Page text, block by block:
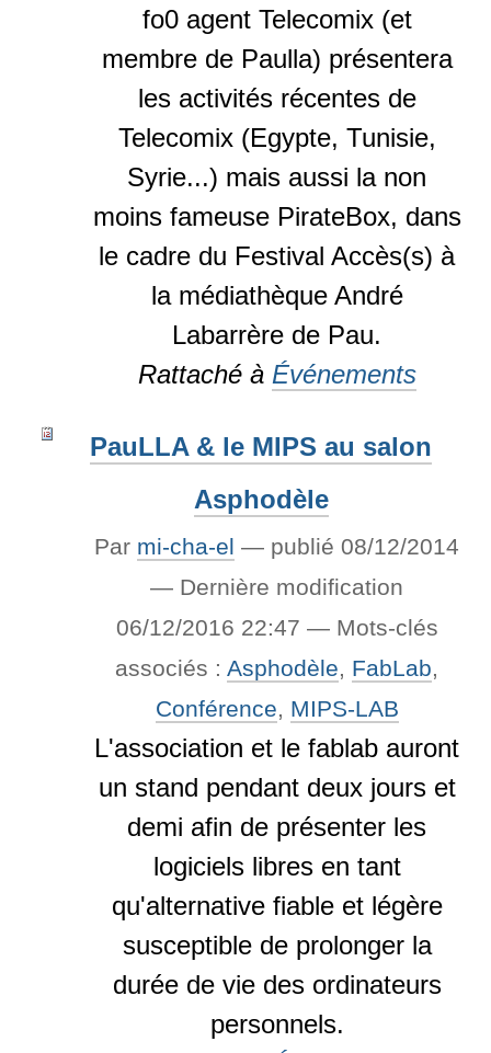
fo0 agent Telecomix (et
membre de Paulla) présentera
les activités récentes de
Telecomix (Egypte, Tunisie,
Syrie...) mais aussi la non
moins fameuse PirateBox, dans
le cadre du Festival Accès(s) à
la médiathèque André
Labarrère de Pau.
Rattaché à Événements
PauLLA & le MIPS au salon
Asphodèle
Par mi-cha-el — publié 08/12/2014
— Dernière modification
06/12/2016 22:47 — Mots-clés
associés :Asphodèle, FabLab,
Conférence, MIPS-LAB
L'association et le fablab auront
un stand pendant deux jours et
demi afin de présenter les
logiciels libres en tant
qu'alternative fiable et légère
susceptible de prolonger la
durée de vie des ordinateurs
personnels.